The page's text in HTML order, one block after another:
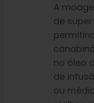
A
de
no óleo
de
ou